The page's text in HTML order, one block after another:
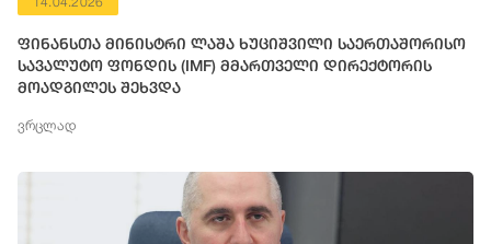
ფინანსთა მინისტრი ლაშა ხუციშვილი საერთაშორისო
სავალუტო ფონდის (IMF) მმართველი დირექტორის
მოადგილეს შეხვდა
ვრცლად